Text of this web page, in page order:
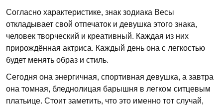
Согласно характеристике, знак зодиака Весы
откладывает свой отпечаток и девушка этого знака,
человек творческий и креативный. Каждая из них
прирождённая актриса. Каждый день она с легкостью
будет менять образ и стиль.
Сегодня она энергичная, спортивная девушка, а завтра
она томная, бледнолицая барышня в легком ситцевым
платьице. Стоит заметить, что это именно тот случай,